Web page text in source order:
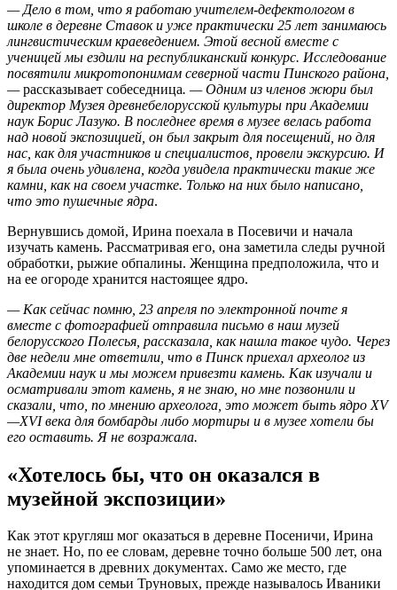
— Дело в том, что я работаю учителем-дефектологом в
школе в деревне Ставок и уже практически 25 лет занимаюсь
лингвистическим краеведением. Этой весной вместе с
ученицей мы ездили на республиканский конкурс. Исследование
посвятили микротопонимам северной части Пинского района,
—рассказывает собеседница. — Одним из членов жюри был
директор Музея древнебелорусской культуры при Академии
наук Борис Лазуко. В последнее время в музее велась работа
над новой экспозицией, он был закрыт для посещений, но для
нас, как для участников и специалистов, провели экскурсию. И
я была очень удивлена, когда увидела практически такие же
камни, как на своем участке. Только на них было написано,
что это пушечные ядра.
Вернувшись домой, Ирина поехала в Посевичи и начала
изучать камень. Рассматривая его, она заметила следы ручной
обработки, рыжие обпалины. Женщина предположила, что и
на ее огороде хранится настоящее ядро.
— Как сейчас помню, 23 апреля по электронной почте я
вместе с фотографией отправила письмо в наш музей
белорусского Полесья, рассказала, как нашла такое чудо. Через
две недели мне ответили, что в Пинск приехал археолог из
Академии наук и мы можем привезти камень. Как изучали и
осматривали этот камень, я не знаю, но мне позвонили и
сказали, что, по мнению археолога, это может быть ядро XV
—XVI века для бомбарды либо мортиры и в музее хотели бы
его оставить. Я не возражала.
«Хотелось бы, что он оказался в
музейной экспозиции»
Как этот кругляш мог оказаться в деревне Посеничи, Ирина
не знает. Но, по ее словам, деревне точно больше 500 лет, она
упоминается в древних документах. Само же место, где
находится дом семьи Труновых, прежде называлось Иваники